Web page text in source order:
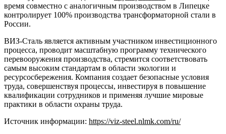
время совместно с аналогичным производством в Липецке
контролирует 100% производства трансформаторной стали в
России.
ВИЗ-Сталь является активным участником инвестиционного
процесса, проводит масштабную программу технического
перевооружения производства, стремится соответствовать
самым высоким стандартам в области экологии и
ресурсосбережения. Компания создает безопасные условия
труда, совершенствуя процессы, инвестируя в повышение
квалификации сотрудников и применяя лучшие мировые
практики в области охраны труда.
Источник информации: https://viz-steel.nlmk.com/ru/